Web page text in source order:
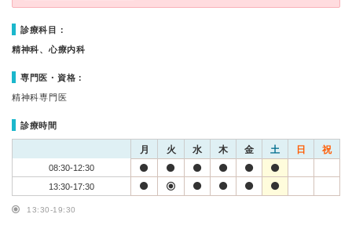
診療科目：
精神科、心療内科
専門医・資格：
精神科専門医
診療時間
月 火 水 木 金 土 日 祝
08:30-12:30
13:30-17:30
13:30-19:30